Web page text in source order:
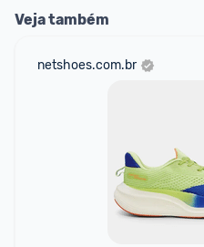
Veja também
netshoes.com.br